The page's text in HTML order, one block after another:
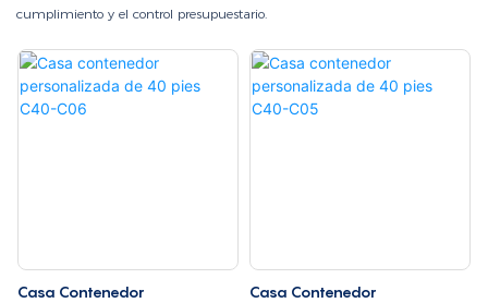
cumplimiento y el control presupuestario.
Casa Contenedor
Casa Contenedor